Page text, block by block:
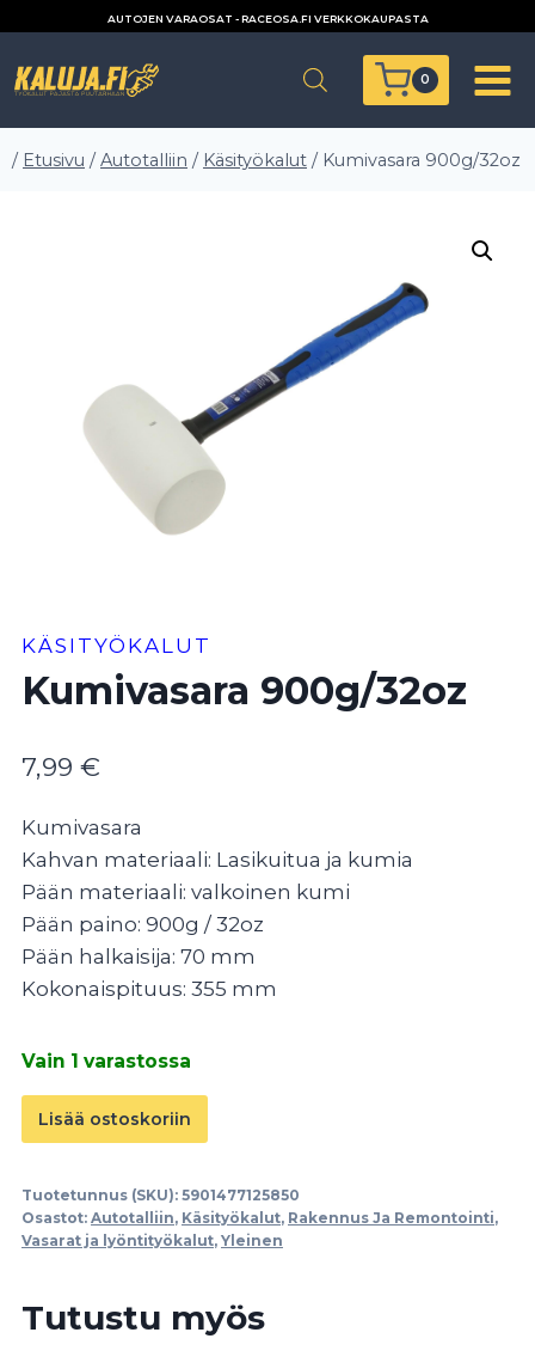
AUTOJEN VARAOSAT - RACEOSA.FI VERKKOKAUPASTA
0
/ Etusivu / Autotalliin / Käsityökalut / Kumivasara 900g/32oz
KÄSITYÖKALUT
Kumivasara 900g/32oz
7,99 €
Kumivasara
Kahvan materiaali: Lasikuitua ja kumia
Pään materiaali: valkoinen kumi
Pään paino: 900g / 32oz
Pään halkaisija: 70 mm
Kokonaispituus: 355 mm
Vain 1 varastossa
Kumivasara
900g/32oz
Lisää ostoskoriin
Tuotetunnus (SKU): 5901477125850
Osastot: Autotalliin, Käsityökalut, Rakennus Ja Remontointi,
Vasarat ja lyöntityökalut, Yleinen
Tutustu myös